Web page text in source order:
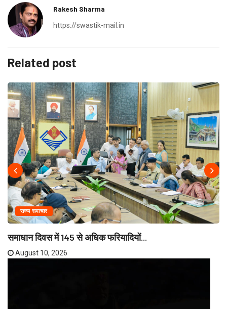
Rakesh Sharma
https://swastik-mail.in
Related post
राज्य समाचार
समाधान दिवस में 145 से अधिक फरियादियों...
August 10, 2026